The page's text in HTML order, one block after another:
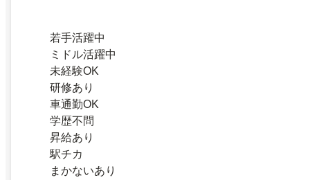
若手活躍中
ミドル活躍中
未経験OK
研修あり
車通勤OK
学歴不問
昇給あり
駅チカ
まかないあり